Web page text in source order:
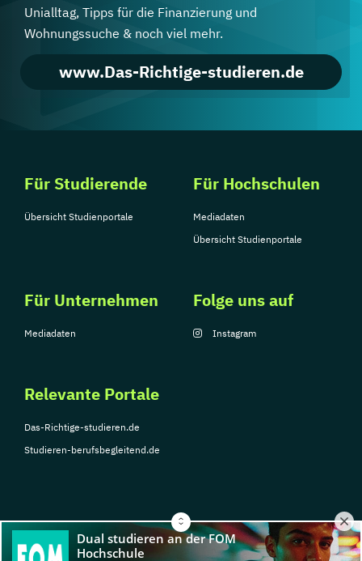
Unialltag, Tipps für die Finanzierung und
Wohnungssuche & noch viel mehr.
www.Das-Richtige-studieren.de
Für Studierende
Übersicht Studienportale
Für Hochschulen
Mediadaten
Übersicht Studienportale
Für Unternehmen
Mediadaten
Relevante Portale
Das-Richtige-studieren.de
Studieren-berufsbegleitend.de
Folge uns auf
Instagram
© Copyright 2026, TarGroup Media GmbH